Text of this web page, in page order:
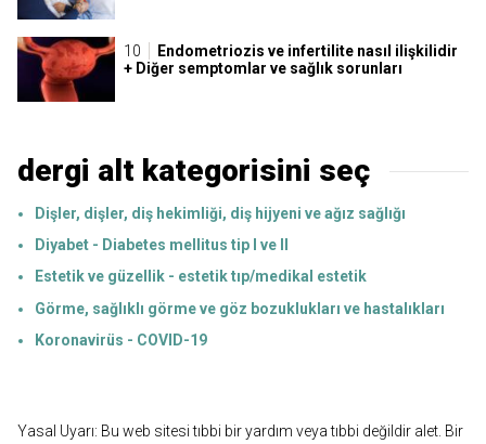
Endometriozis ve infertilite nasıl ilişkilidir
+ Diğer semptomlar ve sağlık sorunları
dergi alt kategorisini seç
Dişler, dişler, diş hekimliği, diş hijyeni ve ağız sağlığı
Diyabet - Diabetes mellitus tip I ve II
Estetik ve güzellik - estetik tıp/medikal estetik
Görme, sağlıklı görme ve göz bozuklukları ve hastalıkları
Koronavirüs - COVID-19
Yasal Uyarı: Bu web sitesi tıbbi bir yardım veya tıbbi değildir alet. Bir